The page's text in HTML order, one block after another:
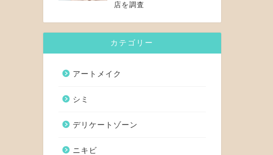
店を調査
カテゴリー
アートメイク
シミ
デリケートゾーン
ニキビ